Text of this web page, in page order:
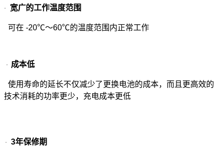
· 宽广的工作温度范围
可在 -20℃～60℃的温度范围内正常工作
· 成本低
使用寿命的延长不仅减少了更换电池的成本，而且更高效的
技术消耗的功率更少，充电成本更低
· 3年保修期